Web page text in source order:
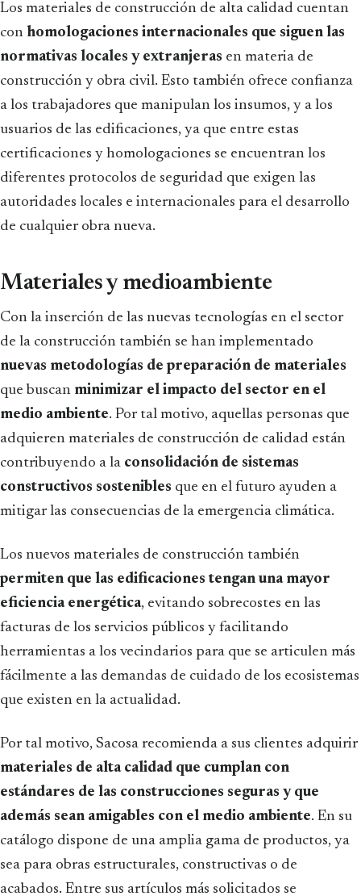
Los materiales de construcción de alta calidad cuentan
con homologaciones internacionales que siguen las
normativas locales y extranjeras en materia de
construcción y obra civil. Esto también ofrece confianza
a los trabajadores que manipulan los insumos, y a los
usuarios de las edificaciones, ya que entre estas
certificaciones y homologaciones se encuentran los
diferentes protocolos de seguridad que exigen las
autoridades locales e internacionales para el desarrollo
de cualquier obra nueva.
Materiales y medioambiente
Con la inserción de las nuevas tecnologías en el sector
de la construcción también se han implementado
nuevas metodologías de preparación de materiales
que buscan minimizar el impacto del sector en el
medio ambiente. Por tal motivo, aquellas personas que
adquieren materiales de construcción de calidad están
contribuyendo a la consolidación de sistemas
constructivos sostenibles que en el futuro ayuden a
mitigar las consecuencias de la emergencia climática.
Los nuevos materiales de construcción también
permiten que las edificaciones tengan una mayor
eficiencia energética, evitando sobrecostes en las
facturas de los servicios públicos y facilitando
herramientas a los vecindarios para que se articulen más
fácilmente a las demandas de cuidado de los ecosistemas
que existen en la actualidad.
Por tal motivo, Sacosa recomienda a sus clientes adquirir
materiales de alta calidad que cumplan con
estándares de las construcciones seguras y que
además sean amigables con el medio ambiente. En su
catálogo dispone de una amplia gama de productos, ya
sea para obras estructurales, constructivas o de
acabados. Entre sus artículos más solicitados se